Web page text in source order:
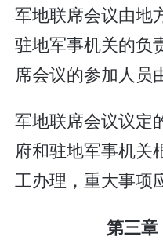
军地联席会议由地
驻地军事机关的负
席会议的参加人员
军地联席会议议定
府和驻地军事机关
工办理，重大事项
第三